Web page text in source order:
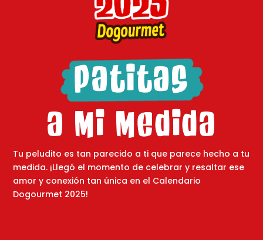
PATITAS
A MI MEDIDA
Tu peludito es tan parecido a ti que parece hecho a tu
medida. ¡Llegó el momento de celebrar y resaltar ese
amor y conexión tan única en el Calendario
Dogourmet 2025!